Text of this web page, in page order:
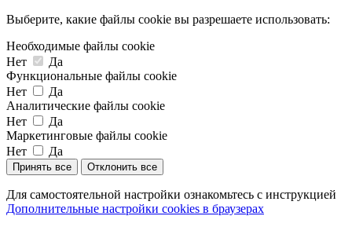
Выберите, какие файлы cookie вы разрешаете использовать:
Необходимые файлы cookie
Нет
Да
Функциональные файлы cookie
Нет
Да
Аналитические файлы cookie
Нет
Да
Маркетинговые файлы cookie
Нет
Да
Принять все Отклонить все
Для самостоятельной настройки ознакомьтесь с инструкцией
Дополнительные настройки cookies в браузерах